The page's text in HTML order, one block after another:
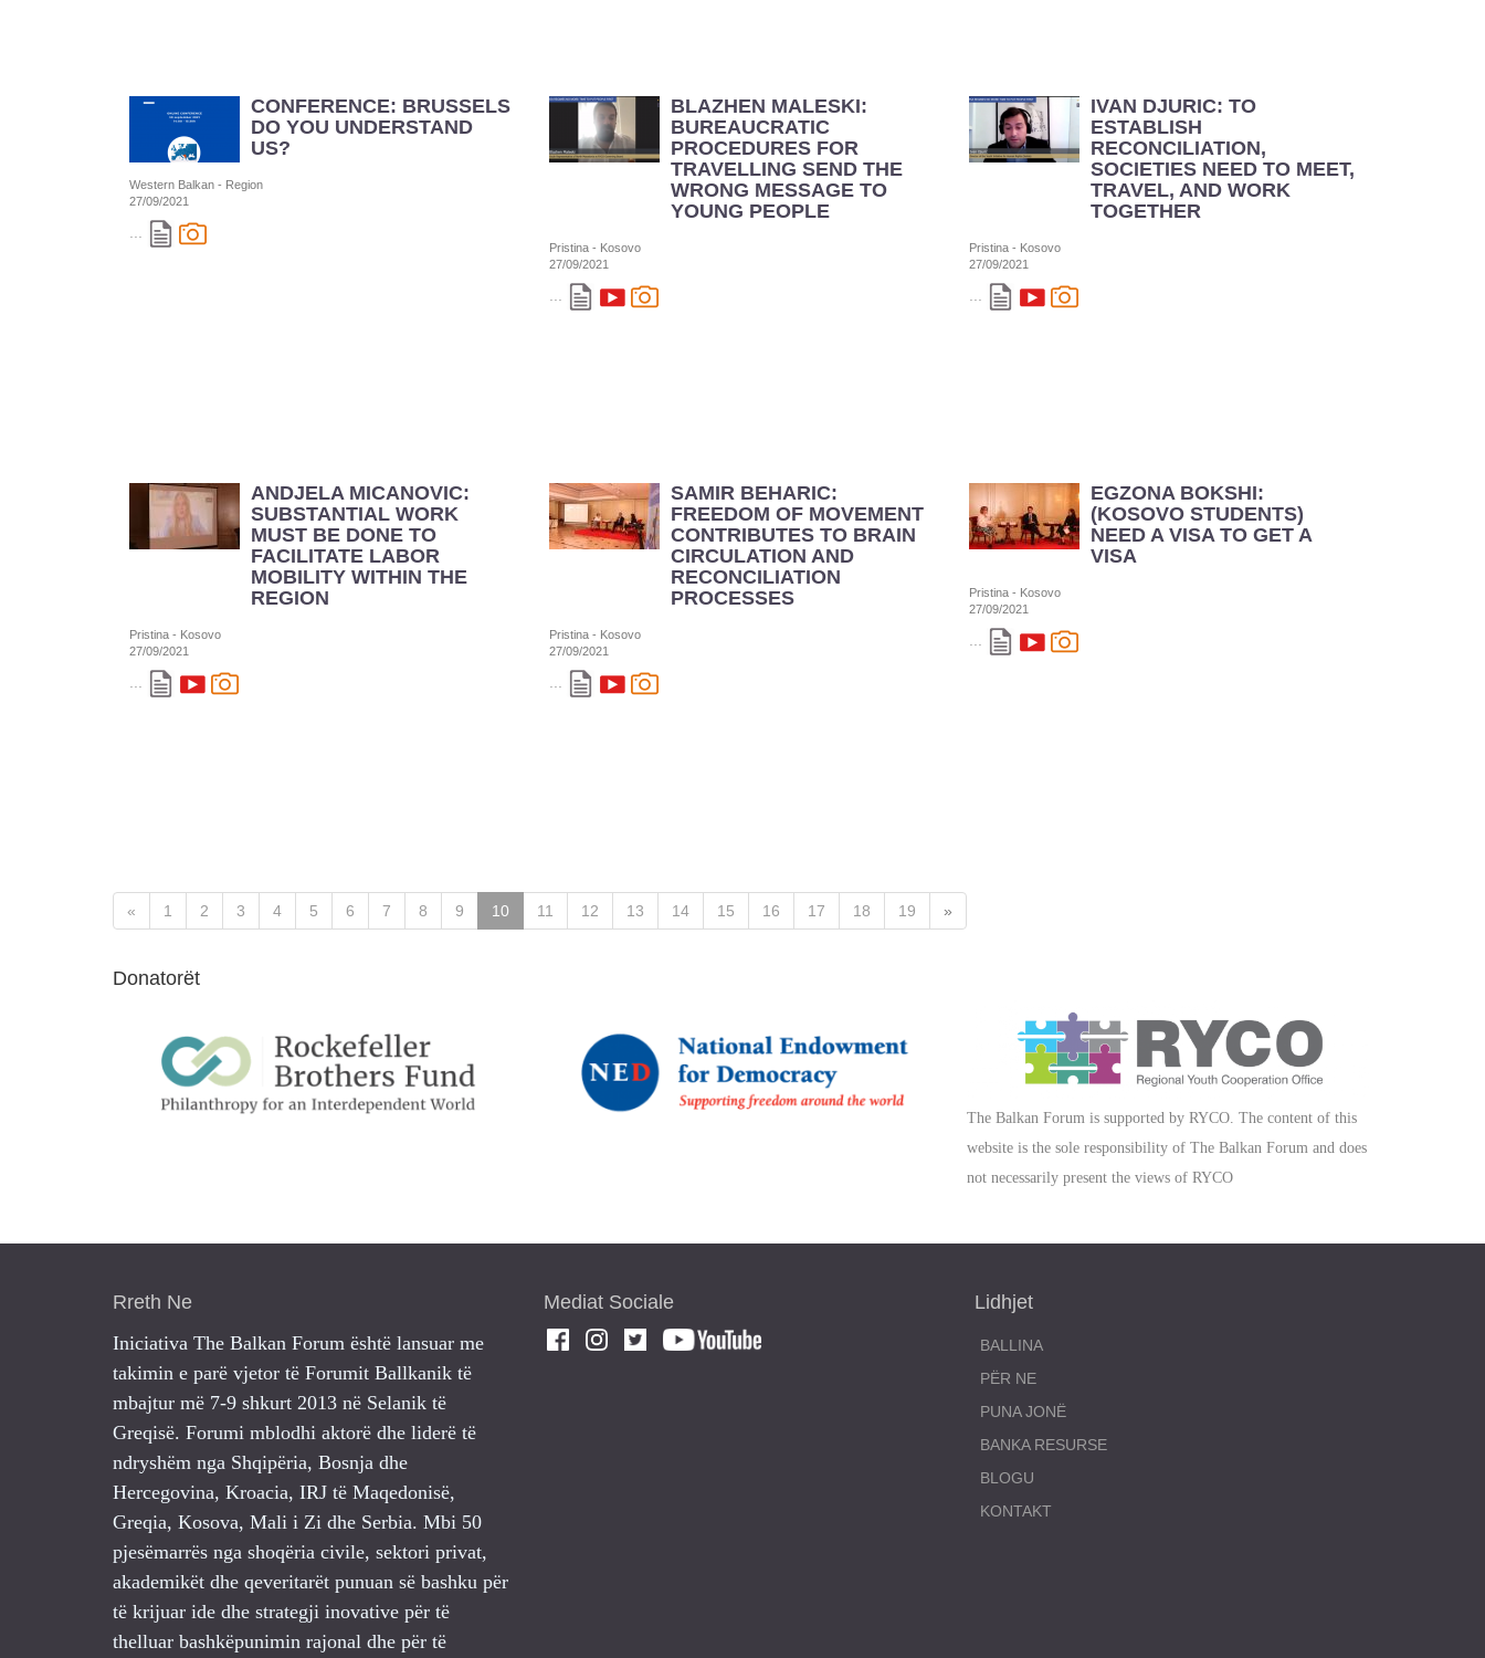
CONFERENCE: BRUSSELS
DO YOU UNDERSTAND
US?
Western Balkan - Region
27/09/2021
...
BLAZHEN MALESKI:
BUREAUCRATIC
PROCEDURES FOR
TRAVELLING SEND THE
WRONG MESSAGE TO
YOUNG PEOPLE
Pristina - Kosovo
27/09/2021
...
IVAN DJURIC: TO
ESTABLISH
RECONCILIATION,
SOCIETIES NEED TO MEET,
TRAVEL, AND WORK
TOGETHER
Pristina - Kosovo
27/09/2021
...
ANDJELA MICANOVIC:
SUBSTANTIAL WORK
MUST BE DONE TO
FACILITATE LABOR
MOBILITY WITHIN THE
REGION
Pristina - Kosovo
27/09/2021
...
SAMIR BEHARIC:
FREEDOM OF MOVEMENT
CONTRIBUTES TO BRAIN
CIRCULATION AND
RECONCILIATION
PROCESSES
Pristina - Kosovo
27/09/2021
...
EGZONA BOKSHI:
(KOSOVO STUDENTS)
NEED A VISA TO GET A
VISA
Pristina - Kosovo
27/09/2021
...
« 1 2 3 4 5 6 7 8 9 10 11 12 13 14 15 16 17 18 19 »
Donatorët
The Balkan Forum is supported by RYCO. The content of this
website is the sole responsibility of The Balkan Forum and does
not necessarily present the views of RYCO
Rreth Ne
Iniciativa The Balkan Forum është lansuar me
takimin e parë vjetor të Forumit Ballkanik të
mbajtur më 7-9 shkurt 2013 në Selanik të
Greqisë. Forumi mblodhi aktorë dhe liderë të
ndryshëm nga Shqipëria, Bosnja dhe
Hercegovina, Kroacia, IRJ të Maqedonisë,
Greqia, Kosova, Mali i Zi dhe Serbia. Mbi 50
pjesëmarrës nga shoqëria civile, sektori privat,
akademikët dhe qeveritarët punuan së bashku për
të krijuar ide dhe strategji inovative për të
thelluar bashkëpunimin rajonal dhe për të
Mediat Sociale Lidhjet
BALLINA
PËR NE
PUNA JONË
BANKA RESURSE
BLOGU
KONTAKT